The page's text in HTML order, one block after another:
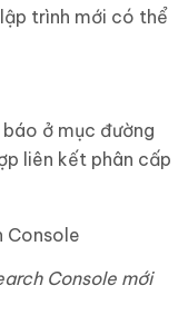
trình mới có thể
ở mục đường
liên kết phân cấp
Console mới